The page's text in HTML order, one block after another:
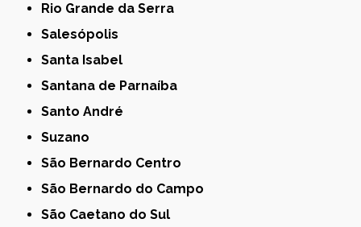
Rio Grande da Serra
Salesópolis
Santa Isabel
Santana de Parnaíba
Santo André
Suzano
São Bernardo Centro
São Bernardo do Campo
São Caetano do Sul